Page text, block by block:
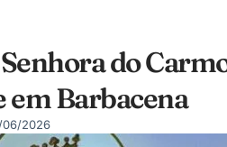
do
em Barbacena
06/2026